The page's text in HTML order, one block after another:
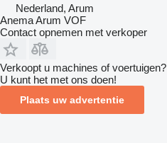
Nederland, Arum
Anema Arum VOF
Contact opnemen met verkoper
Verkoopt u machines of voertuigen?
U kunt het met ons doen!
Plaats uw advertentie